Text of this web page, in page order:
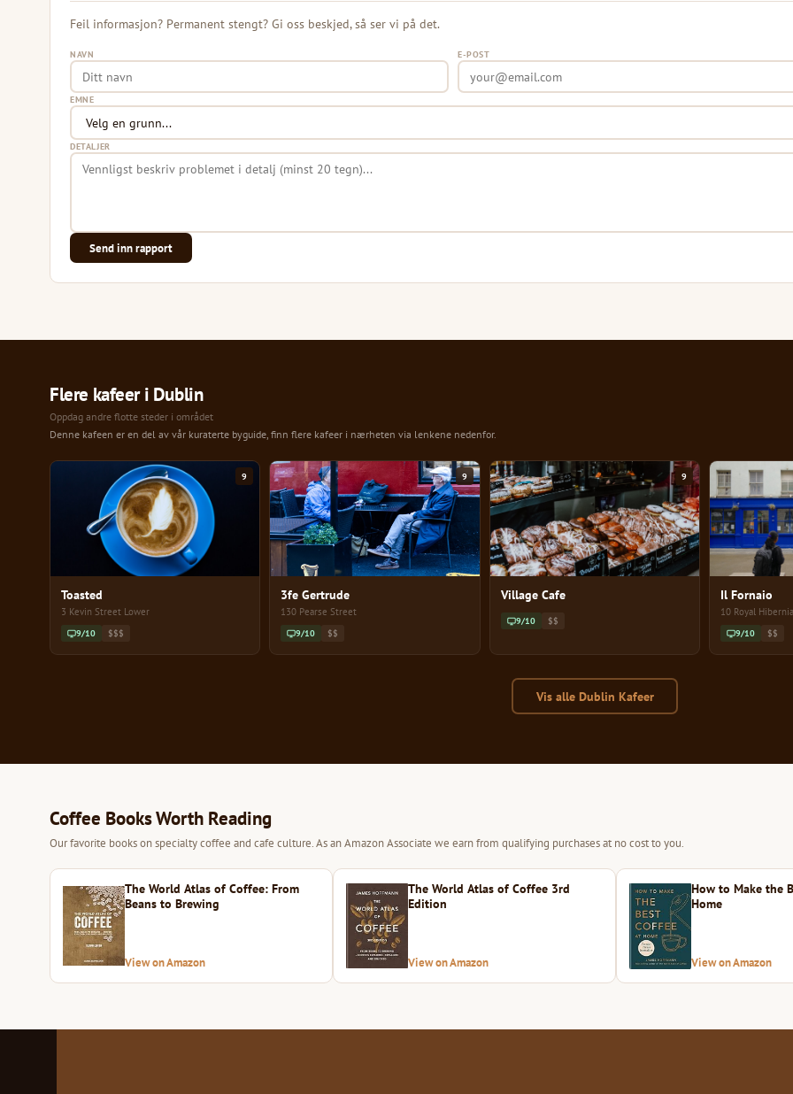
Feil informasjon? Permanent stengt? Gi oss beskjed, så ser vi på det.
NAVN E-POST
EMNE
DETALJER
Send inn rapport
Flere kafeer i Dublin
Oppdag andre flotte steder i området
Denne kafeen er en del av vår kuraterte byguide, finn flere kafeer i nærheten via lenkene nedenfor.
9
Toasted
3 Kevin Street Lower
9/10 $$$
9
3fe Gertrude
130 Pearse Street
9/10 $$
9
Village Cafe
9/10 $$
Il Fornaio
10 Royal
9/10 $$
Vis alle Dublin Kafeer
Coffee Books Worth Reading
Our favorite books on specialty coffee and cafe culture. As an Amazon Associate we earn from qualifying purchases at no cost to you.
The World Atlas of Coffee: From
Beans to Brewing
View on Amazon
The World Atlas of Coffee 3rd
Edition
View on Amazon
How to Make the
Home
View on Amazon